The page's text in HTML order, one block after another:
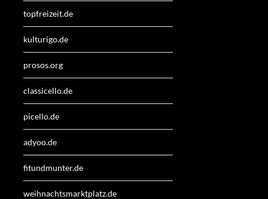
topfreizeit.de
kulturigo.de
prosos.org
classicello.de
picello.de
adyoo.de
fitundmunter.de
weihnachtsmarktplatz.de